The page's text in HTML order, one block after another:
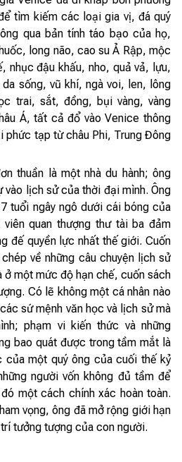
tìm kiếm các loại gia vị, đá quý
qua bản tính táo bạo của họ,
long não, cao su Ả Rập, mộc
nhục đậu khấu, nho, quả vả, lựu,
sống, vũ khí, ngà voi, len, lông
trai, sắt, đồng, bụi vàng, vàng
Á, tất cả đổ vào Venice thông
phức tạp từ châu Phi, Trung Đông
thuần là một nhà du hành; ông
vào lịch sử của thời đại mình. Ông
tuổi ngây ngô dưới cái bóng của
quan thượng thư tài ba đảm
đế quyền lực nhất thế giới. Cuốn
về những câu chuyện lịch sử
ở một mức độ hạn chế, cuốn sách
Có lẽ không một cá nhân nào
sứ mệnh văn học và lịch sử mà
phạm vi kiến thức và những
bao quát được trong tầm mắt là
của một quý ông của cuối thế kỷ
người vốn không đủ tầm để
một cách chính xác hoàn toàn.
vọng, ông đã mở rộng giới hạn
tưởng tượng của con người.